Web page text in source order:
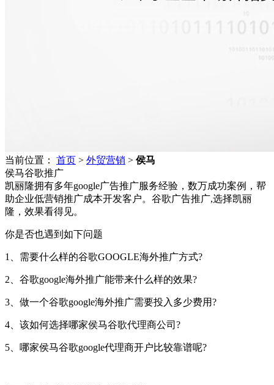
当前位置： 首页 > 外贸营销 > 侯马
侯马谷歌推广
凯丽隆拥有多年google广告推广服务经验，数万成功案例，帮
助企业低营销推广成本开发客户。谷歌广告推广,选择凯丽
隆，效果看得见。
你是否也遇到如下问题
1、需要什么样的谷歌GOOGLE海外推广方式?
2、谷歌google海外推广能带来什么样的效果?
3、做一个谷歌google海外推广需要投入多少费用?
4、该如何选择哪家侯马谷歌代理商公司?
5、哪家侯马谷歌google代理商开户比较靠谱呢?